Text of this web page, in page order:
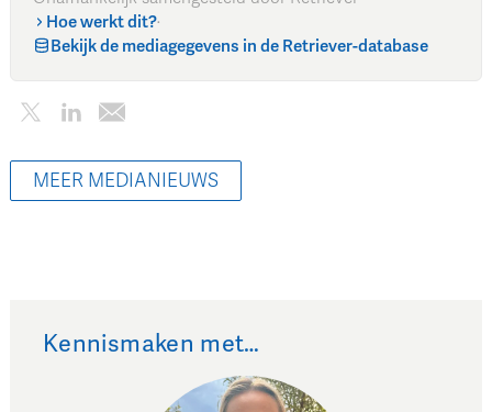
Hoe werkt dit?·
Bekijk de mediagegevens in de Retriever-database
MEER MEDIANIEUWS
Kennismaken met…